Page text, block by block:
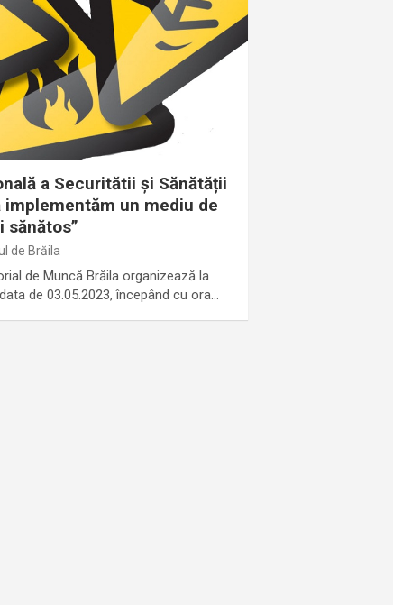
a Securitătii și Sănătății
implementăm un mediu de
sănătos”
de Brăila
de Muncă Brăila organizează la
de 03.05.2023, începând cu ora…